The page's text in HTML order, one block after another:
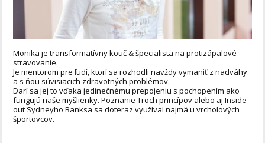
Monika je transformatívny kouč & špecialista na protizápalové
stravovanie.
Je mentorom pre ľudí, ktorí sa rozhodli navždy vymaniť z nadváhy
a s ňou súvisiacich zdravotných problémov.
Darí sa jej to vďaka jedinečnému prepojeniu s pochopením ako
fungujú naše myšlienky. Poznanie Troch princípov alebo aj Inside-
out Sydneyho Banksa sa doteraz využíval najmä u vrcholových
športovcov.